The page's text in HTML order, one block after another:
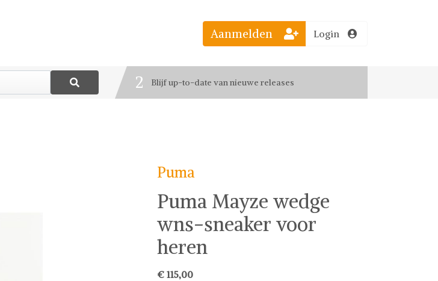
Bestel jouw favoriete looks
2 Blijf up-to-date van nieuwe releases
Aanmelden Login
Puma
Puma Mayze wedge
wns-sneaker voor
heren
€ 115,00